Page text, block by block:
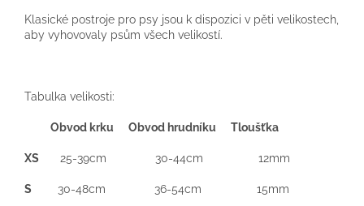
Klasické postroje pro psy jsou k dispozici v pěti velikostech,
aby vyhovovaly psům všech velikostí.
Tabulka velikosti:
Obvod krku Obvod hrudníku Tloušťka
XS 25-39cm 30-44cm 12mm
S 30-48cm 36-54cm 15mm